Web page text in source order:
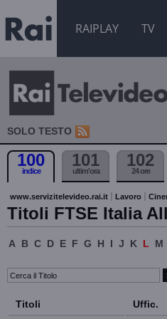
RAIPLAY TV
SOLO TESTO
100
indice
101
ultim'ora
102
24 ore
www.servizitelevideo.rai.it Lavoro
Titoli FTSE Italia
A B C D E F G H I J K L M
Titoli Uffic.